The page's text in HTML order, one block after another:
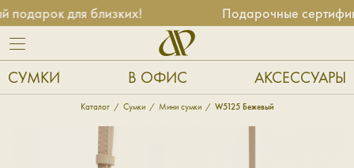
для близких! Подарочные
СУМКИ В ОФИС АКСЕССУАРЫ
Каталог Сумки Мини сумки W5125 Бежевый